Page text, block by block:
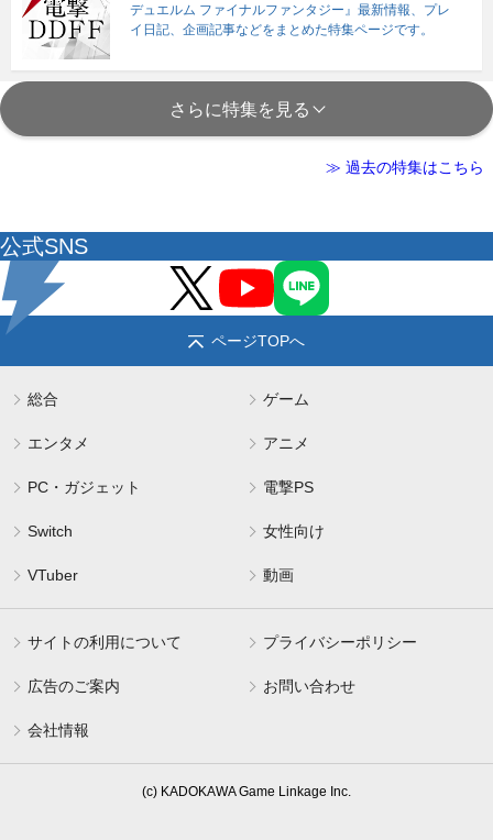
デュエルム ファイナルファンタジー』最新情報、プレ
イ日記、企画記事などをまとめた特集ページです。
さらに特集を見る
≫ 過去の特集はこちら
公式SNS
ページTOPへ
総合 ゲーム
エンタメ アニメ
PC・ガジェット 電撃PS
Switch 女性向け
VTuber 動画
サイトの利用について プライバシーポリシー
広告のご案内 お問い合わせ
会社情報
(c) KADOKAWA Game Linkage Inc.